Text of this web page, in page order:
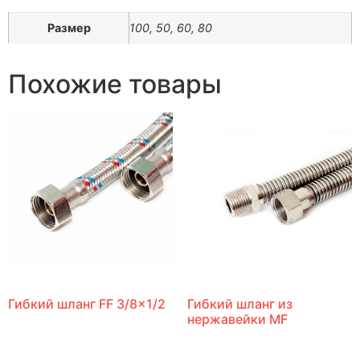
Размер 100, 50, 60, 80
Похожие товары
Гибкий шланг FF 3/8×1/2
Гибкий шланг из
нержавейки MF